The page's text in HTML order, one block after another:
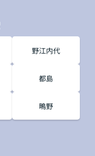
野江内代
都島
鴫野